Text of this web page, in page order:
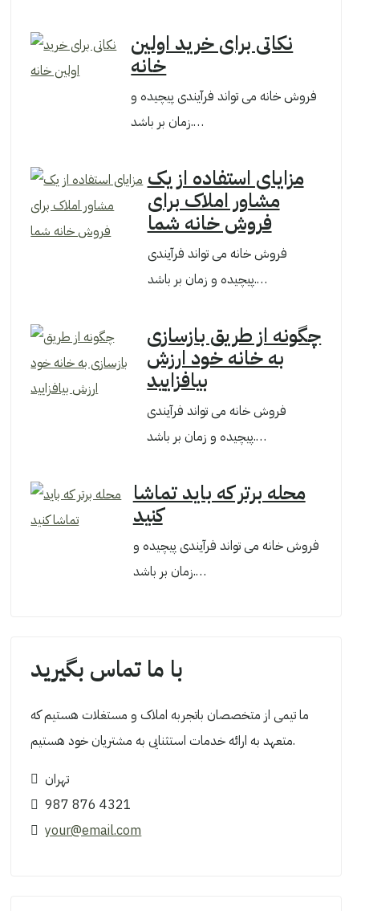
نکاتی برای خرید اولین
خانه
فروش خانه می تواند فرآیندی پیچیده و
زمان بر باشد.…
مزایای استفاده از یک
مشاور املاک برای
فروش خانه شما
فروش خانه می تواند فرآیندی
پیچیده و زمان بر باشد.…
چگونه از طریق بازسازی
به خانه خود ارزش
بیافزایید
فروش خانه می تواند فرآیندی
پیچیده و زمان بر باشد.…
محله برتر که باید تماشا
کنید
فروش خانه می تواند فرآیندی پیچیده و
زمان بر باشد.…
با ما تماس بگیرید
ما تیمی از متخصصان باتجربه املاک و مستغلات هستیم که
متعهد به ارائه خدمات استثنایی به مشتریان خود هستیم.
تهران
987 876 4321
your@email.com